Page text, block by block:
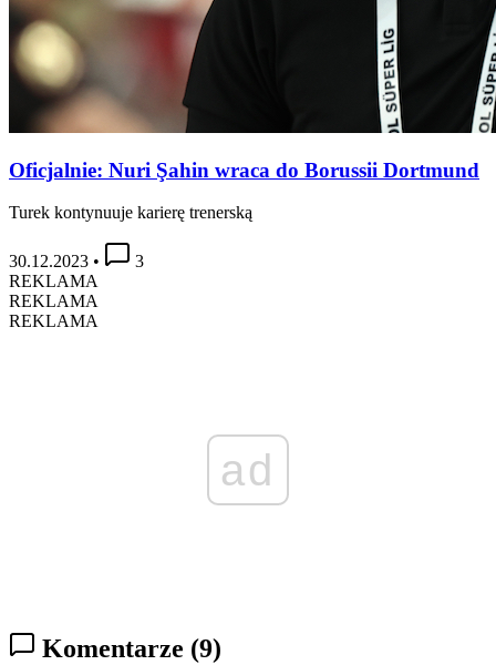
Oficjalnie: Nuri Şahin wraca do Borussii Dortmund
Turek kontynuuje karierę trenerską
30.12.2023 •
3
REKLAMA
REKLAMA
REKLAMA
ad
Komentarze (9)